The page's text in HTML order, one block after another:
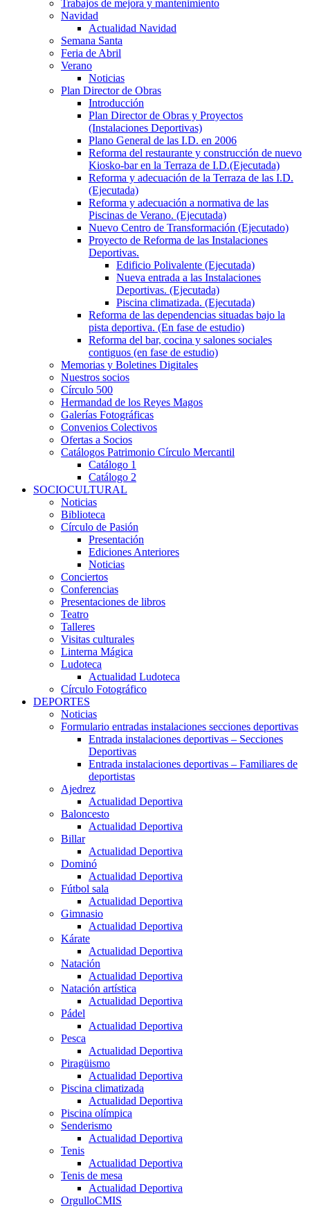
Trabajos de mejora y mantenimiento
Navidad
Actualidad Navidad
Semana Santa
Feria de Abril
Verano
Noticias
Plan Director de Obras
Introducción
Plan Director de Obras y Proyectos
(Instalaciones Deportivas)
Plano General de las I.D. en 2006
Reforma del restaurante y construcción de nuevo
Kiosko-bar en la Terraza de I.D.(Ejecutada)
Reforma y adecuación de la Terraza de las I.D.
(Ejecutada)
Reforma y adecuación a normativa de las
Piscinas de Verano. (Ejecutada)
Nuevo Centro de Transformación (Ejecutado)
Proyecto de Reforma de las Instalaciones
Deportivas.
Edificio Polivalente (Ejecutada)
Nueva entrada a las Instalaciones
Deportivas. (Ejecutada)
Piscina climatizada. (Ejecutada)
Reforma de las dependencias situadas bajo la
pista deportiva. (En fase de estudio)
Reforma del bar, cocina y salones sociales
contiguos (en fase de estudio)
Memorias y Boletines Digitales
Nuestros socios
Círculo 500
Hermandad de los Reyes Magos
Galerías Fotográficas
Convenios Colectivos
Ofertas a Socios
Catálogos Patrimonio Círculo Mercantil
Catálogo 1
Catálogo 2
SOCIOCULTURAL
Noticias
Biblioteca
Círculo de Pasión
Presentación
Ediciones Anteriores
Noticias
Conciertos
Conferencias
Presentaciones de libros
Teatro
Talleres
Visitas culturales
Linterna Mágica
Ludoteca
Actualidad Ludoteca
Círculo Fotográfico
DEPORTES
Noticias
Formulario entradas instalaciones secciones deportivas
Entrada instalaciones deportivas – Secciones
Deportivas
Entrada instalaciones deportivas – Familiares de
deportistas
Ajedrez
Actualidad Deportiva
Baloncesto
Actualidad Deportiva
Billar
Actualidad Deportiva
Dominó
Actualidad Deportiva
Fútbol sala
Actualidad Deportiva
Gimnasio
Actualidad Deportiva
Kárate
Actualidad Deportiva
Natación
Actualidad Deportiva
Natación artística
Actualidad Deportiva
Pádel
Actualidad Deportiva
Pesca
Actualidad Deportiva
Piragüismo
Actualidad Deportiva
Piscina climatizada
Actualidad Deportiva
Piscina olímpica
Senderismo
Actualidad Deportiva
Tenis
Actualidad Deportiva
Tenis de mesa
Actualidad Deportiva
OrgulloCMIS